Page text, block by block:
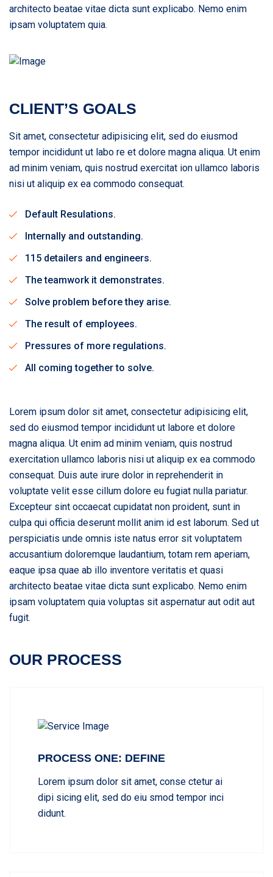
architecto beatae vitae dicta sunt explicabo. Nemo enim
ipsam voluptatem quia.
CLIENT’S GOALS
Sit amet, consectetur adipisicing elit, sed do eiusmod
tempor incididunt ut labo re et dolore magna aliqua. Ut enim
ad minim veniam, quis nostrud exercitat ion ullamco laboris
nisi ut aliquip ex ea commodo consequat.
Default Resulations.
Internally and outstanding.
115 detailers and engineers.
The teamwork it demonstrates.
Solve problem before they arise.
The result of employees.
Pressures of more regulations.
All coming together to solve.
Lorem ipsum dolor sit amet, consectetur adipisicing elit,
sed do eiusmod tempor incididunt ut labore et dolore
magna aliqua. Ut enim ad minim veniam, quis nostrud
exercitation ullamco laboris nisi ut aliquip ex ea commodo
consequat. Duis aute irure dolor in reprehenderit in
voluptate velit esse cillum dolore eu fugiat nulla pariatur.
Excepteur sint occaecat cupidatat non proident, sunt in
culpa qui officia deserunt mollit anim id est laborum. Sed ut
perspiciatis unde omnis iste natus error sit voluptatem
accusantium doloremque laudantium, totam rem aperiam,
eaque ipsa quae ab illo inventore veritatis et quasi
architecto beatae vitae dicta sunt explicabo. Nemo enim
ipsam voluptatem quia voluptas sit aspernatur aut odit aut
fugit.
OUR PROCESS
PROCESS ONE: DEFINE
Lorem ipsum dolor sit amet, conse ctetur ai
dipi sicing elit, sed do eiu smod tempor inci
didunt.